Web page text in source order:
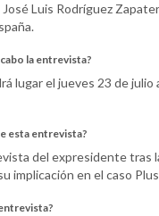
Luis Rodríguez
la entrevista?
lugar el jueves 23 de julio
esta entrevista?
del expresidente tras
implicación en el caso